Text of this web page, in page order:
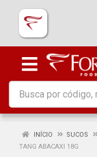
INÍCIO SUCOS
TANG ABACAXI 18G